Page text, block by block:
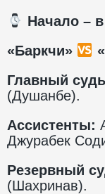
Начало –
«Баркчи»
Главный
(Душанбе).
Ассистенты:
Джурабек
Резервный
(Шахринав).